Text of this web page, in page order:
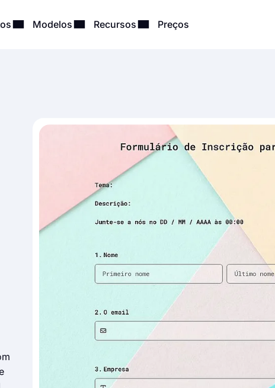
Modelos Recursos Preços